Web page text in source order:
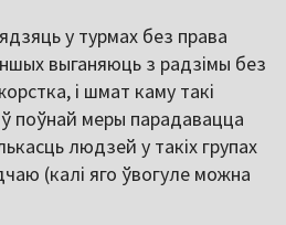
у турмах без права
іншых выганяюць з радзімы без
і шмат каму такі
поўнай меры парадавацца
людзей у такіх групах
(калі яго ўвогуле можна